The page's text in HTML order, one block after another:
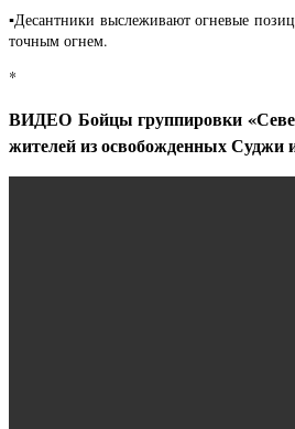
▪️Десантники выслеживают огневые
точным огнем.
*
ВИДЕО Бойцы группировки
жителей из освобожденных Суджи